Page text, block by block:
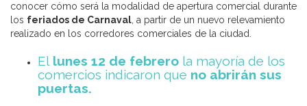
conocer cómo será la modalidad de apertura comercial durante
los feriados de Carnaval , a partir de un nuevo relevamiento
realizado en los corredores comerciales de la ciudad.
El lunes 12 de febrero la mayoría de los
comercios indicaron que no abrirán sus
puertas.